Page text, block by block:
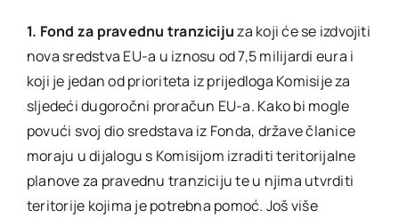
1. Fond za pravednu tranzicijuza koji će se izdvojiti
nova sredstva EU-a u iznosu od 7,5 milijardi eura i
koji je jedan od prioriteta iz prijedloga Komisije za
sljedeći dugoročni proračun EU-a. Kako bi mogle
povući svoj dio sredstava iz Fonda, države članice
moraju u dijalogu s Komisijom izraditi teritorijalne
planove za pravednu tranziciju te u njima utvrditi
teritorije kojima je potrebna pomoć. Još više